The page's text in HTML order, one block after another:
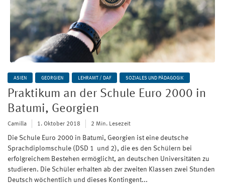
ASIEN GEORGIEN LEHRAMT / DAF SOZIALES UND PÄDAGOGIK
Praktikum an der Schule Euro 2000 in
Batumi, Georgien
Camilla 1. Oktober 2018 2 Min. Lesezeit
Die Schule Euro 2000 in Batumi, Georgien ist eine deutsche
Sprachdiplomschule (DSD 1 und 2), die es den Schülern bei
erfolgreichem Bestehen ermöglicht, an deutschen Universitäten zu
studieren. Die Schüler erhalten ab der zweiten Klassen zwei Stunden
Deutsch wöchentlich und dieses Kontingent...